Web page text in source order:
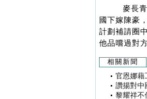
麥長青
國下嫁陳豪
計劃補請圈
他品嚐過對
相關新聞
官恩娜藉
讚揚對中
黎耀祥不